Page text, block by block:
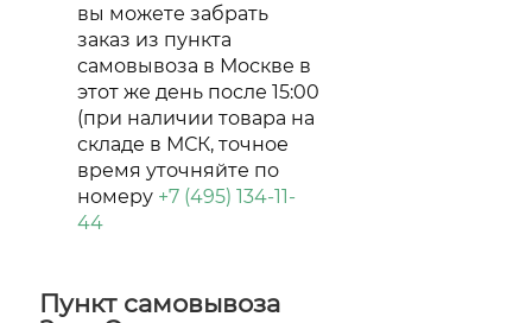
вы можете забрать
заказ из пункта
самовывоза в Москве в
этот же день после 15:00
(при наличии товара на
складе в МСК, точное
время уточняйте по
номеру +7 (495) 134-11-
44
Пункт самовывоза